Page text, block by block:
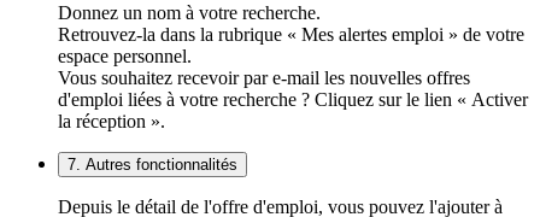
Donnez un nom à votre recherche.
Retrouvez-la dans la rubrique « Mes alertes emploi » de votre
espace personnel.
Vous souhaitez recevoir par e-mail les nouvelles offres
d'emploi liées à votre recherche ? Cliquez sur le lien « Activer
la réception ».
7. Autres fonctionnalités
Depuis le détail de l'offre d'emploi, vous pouvez l'ajouter à